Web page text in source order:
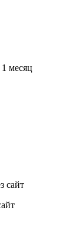
месяц